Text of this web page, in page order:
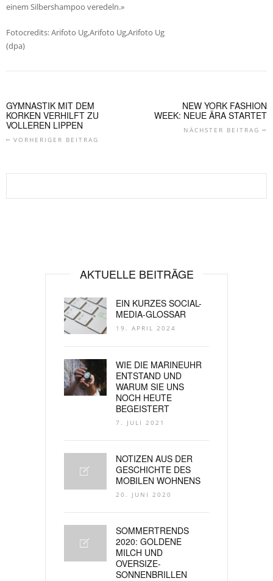
einem Silbershampoo veredeln.»
Fotocredits: Arifoto Ug,Arifoto Ug,Arifoto Ug
(dpa)
GYMNASTIK MIT DEM
KORKEN VERHILFT ZU
VOLLEREN LIPPEN
VORHERIGER BEITRAG
NEW YORK FASHION
WEEK: NEUE ÄRA STARTET
NÄCHSTER BEITRAG
AKTUELLE BEITRÄGE
EIN KURZES SOCIAL-
MEDIA-GLOSSAR
19. APRIL 2024
WIE DIE MARINEUHR
ENTSTAND UND
WARUM SIE UNS
NOCH HEUTE
BEGEISTERT
7. JULI 2021
NOTIZEN AUS DER
GESCHICHTE DES
MOBILEN WOHNENS
20. JUNI 2020
SOMMERTRENDS
2020: GOLDENE
MILCH UND
OVERSIZE-
SONNENBRILLEN